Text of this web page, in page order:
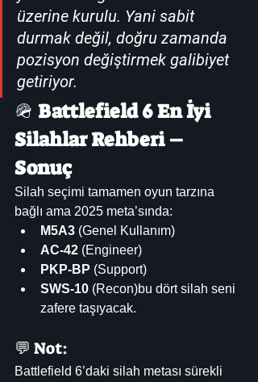
üzerine kurulu. Yani sabit
durmak değil, doğru zamanda
pozisyon değiştirmek galibiyet
getiriyor.
🪖 Battlefield 6 En İyi
Silahlar Rehberi –
Sonuç
Silah seçimi tamamen oyun tarzına
bağlı ama 2025 meta’sında:
M5A3 (Genel Kullanım)
AC-42 (Engineer)
PKP-BP (Support)
SWS-10 (Recon)bu dört silah seni
zafere taşıyacak.
💬 Not:
Battlefield 6’daki silah metası sürekli